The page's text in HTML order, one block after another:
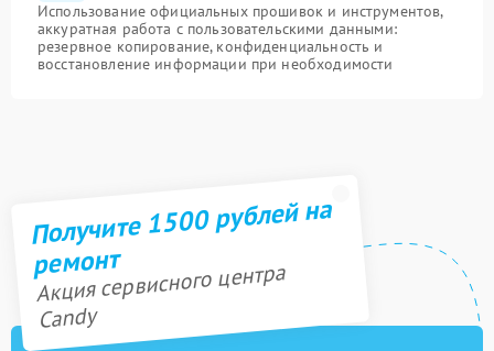
Использование официальных прошивок и инструментов,
аккуратная работа с пользовательскими данными:
резервное копирование, конфиденциальность и
восстановление информации при необходимости
Получите 1500 рублей на
ремонт
Акция сервисного центра
Candy